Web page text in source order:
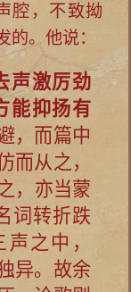
腔，不致拗
。他说：
声激厉劲
能抑扬有
，而篇中
而从之，
，亦当蒙
词转折跌
之中，
异。故余